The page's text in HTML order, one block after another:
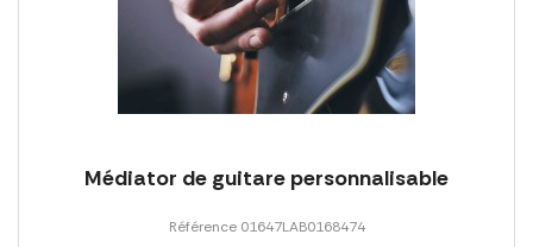
Médiator de guitare personnalisable
Référence 01647LAB0168474